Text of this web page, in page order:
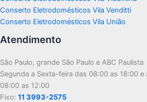
Conserto Eletrodomésticos Vila Venditti
Conserto Eletrodomésticos Vila União
Atendimento
São Paulo, grande São Paulo e ABC Paulista
Segunda a Sexta-feira das 08:00 as 18:00 e
08:00 as 12:00
Fixo: 11 3993-2575